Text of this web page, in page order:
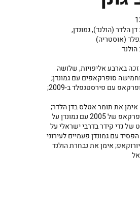
הלדר (הולנד), גמונדן,
(אוסטריה)
בארבע אליפויות, שלושה
סופרקאפים עם גמונדן;
עם פירסטנפלד ב-2009;
אימן את תומר אטלס בדן הלדר;
גבר בסופרקאפ של 2005 עם גמונדן על
של גדי קידר בדרבי ישראלי על
עם גמונדן פעמיים לעירוני
אימן את נבחרת הולנד